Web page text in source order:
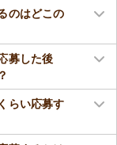
のはどこの
募した後
らい応募す